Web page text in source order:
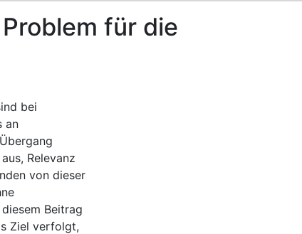
für die
bei
an
Relevanz
von dieser
Beitrag
Ziel verfolgt,